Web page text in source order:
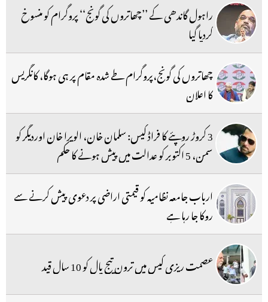
راہول گاندھی کے ’’چھاتروں کی گونج‘‘ پروگرام کو منسوخ
کردیا گیا
چھاتروں کی گونج،پروگرام طے شدہ مقام پر ہی ہوگا، کانگریس
کا اعلان
3 کروڑ روپئے کا فراڈ کیس: سلمان خان، الویرا خان اوردیگر کو
سمن، 5 اکتوبر کو عدالت میں پیش ہونے کا حکم
ارباب جامعہ نظامیہ کو قیمتی اراضی پر دعوی پیش کرنے سے
روکا جا رہا ہے
عصمت ریزی کیس میں ترون تیج پال کو 10 سال قید